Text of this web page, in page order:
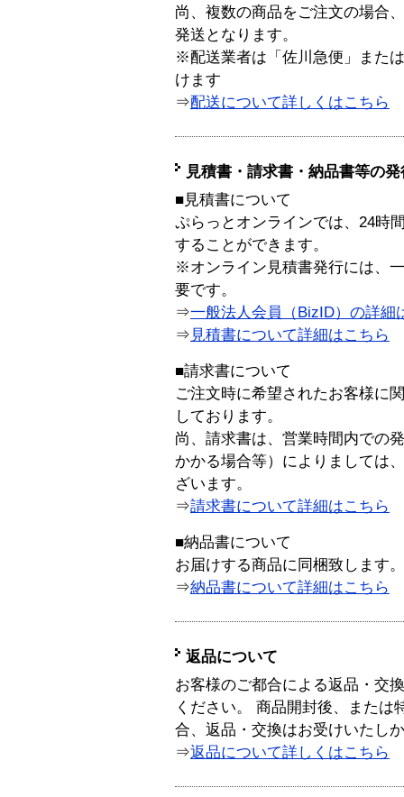
尚、複数の商品をご注文の場合
発送となります。
※配送業者は「佐川急便」また
けます
⇒配送について詳しくはこちら
見積書・請求書・納品書等の
■見積書について
ぷらっとオンラインでは、24時
することができます。
※オンライン見積書発行には、
要です。
⇒一般法人会員（BizID）の詳細
⇒ 見積書について詳細はこちら
■請求書について
ご注文時に希望されたお客様に
しております。
尚、請求書は、営業時間内での
かかる場合等）によりましては
ざいます。
⇒請求書について詳細はこちら
■納品書について
お届けする商品に同梱致します。
⇒納品書について詳細はこちら
返品について
お客様のご都合による返品・交
ください。 商品開封後、または
合、返品・交換はお受けいたし
⇒返品について詳しくはこちら